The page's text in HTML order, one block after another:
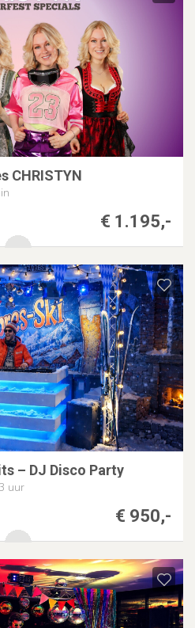
CHRISTYN
€ 1.195,-
– DJ Disco Party
uur
€ 950,-